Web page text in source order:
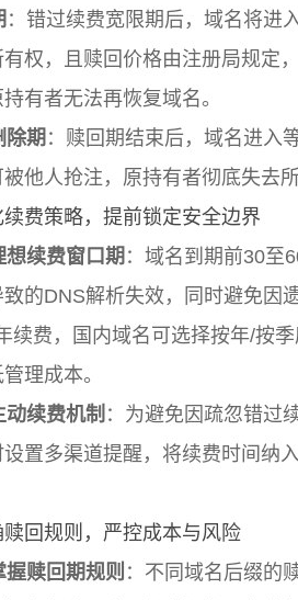
：错过续费宽限期后，域名将进
权，且赎回价格由注册局规定
有者无法再恢复域名。
除期 ：赎回期结束后，域名进入
他人抢注，原持有者彻底失去
费策略，提前锁定安全边界
想续费窗口期 ：域名到期前30至
的DNS解析失效，同时避免因
续费，国内域名可选择按年/按
理成本。
动续费机制 ：为避免因疏忽错过
设置多渠道提醒，将续费时间纳
回规则，严控成本与风险
握赎回期规则 ：不同域名后缀的